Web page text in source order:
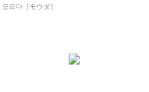
모으다［モウダ］